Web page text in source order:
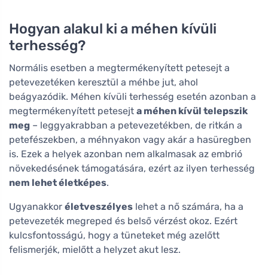
Hogyan alakul ki a méhen kívüli
terhesség?
Normális esetben a megtermékenyített petesejt a
petevezetéken keresztül a méhbe jut, ahol
beágyazódik. Méhen kívüli terhesség esetén azonban a
megtermékenyített petesejt a méhen kívül telepszik
meg – leggyakrabban a petevezetékben, de ritkán a
petefészekben, a méhnyakon vagy akár a hasüregben
is. Ezek a helyek azonban nem alkalmasak az embrió
növekedésének támogatására, ezért az ilyen terhesség
nem lehet életképes.
Ugyanakkor életveszélyes lehet a nő számára, ha a
petevezeték megreped és belső vérzést okoz. Ezért
kulcsfontosságú, hogy a tüneteket még azelőtt
felismerjék, mielőtt a helyzet akut lesz.